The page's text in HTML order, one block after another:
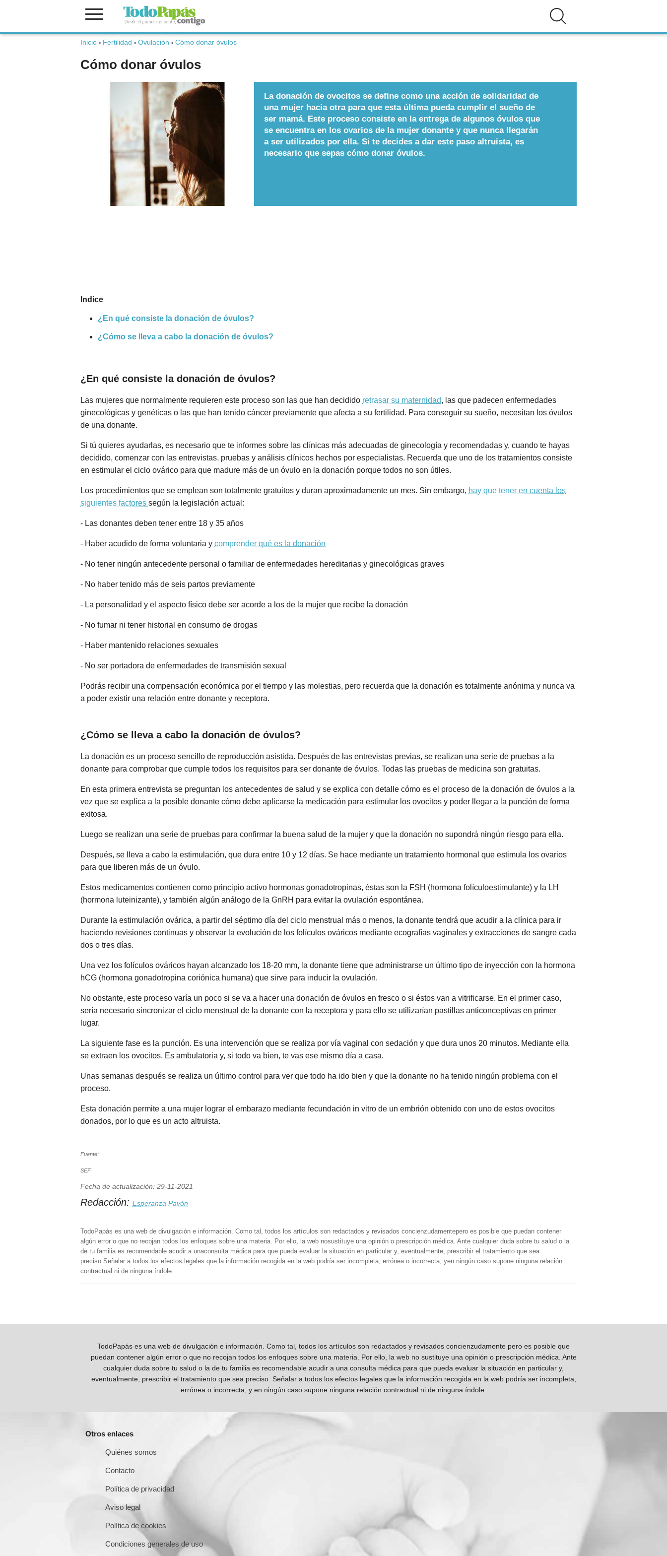
Inicio > Fertilidad > Ovulación > Cómo donar óvulos
Cómo donar óvulos
La donación de ovocitos se define como una acción de solidaridad de
una mujer hacia otra para que esta última pueda cumplir el sueño de
ser mamá. Este proceso consiste en la entrega de algunos óvulos que
se encuentra en los ovarios de la mujer donante y que nunca llegarán
a ser utilizados por ella. Si te decides a dar este paso altruista, es
necesario que sepas cómo donar óvulos.
Indice
¿En qué consiste la donación de óvulos?
¿Cómo se lleva a cabo la donación de óvulos?
¿En qué consiste la donación de óvulos?
Las mujeres que normalmente requieren este proceso son las que han decidido retrasar su maternidad, las que padecen enfermedades
ginecológicas y genéticas o las que han tenido cáncer previamente que afecta a su fertilidad. Para conseguir su sueño, necesitan los óvulos
de una donante.
Si tú quieres ayudarlas, es necesario que te informes sobre las clínicas más adecuadas de ginecología y recomendadas y, cuando te hayas
decidido, comenzar con las entrevistas, pruebas y análisis clínicos hechos por especialistas. Recuerda que uno de los tratamientos consiste
en estimular el ciclo ovárico para que madure más de un óvulo en la donación porque todos no son útiles.
Los procedimientos que se emplean son totalmente gratuitos y duran aproximadamente un mes. Sin embargo, hay que tener en cuenta los
siguientes factores según la legislación actual:
- Las donantes deben tener entre 18 y 35 años
- Haber acudido de forma voluntaria y comprender qué es la donación
- No tener ningún antecedente personal o familiar de enfermedades hereditarias y ginecológicas graves
- No haber tenido más de seis partos previamente
- La personalidad y el aspecto físico debe ser acorde a los de la mujer que recibe la donación
- No fumar ni tener historial en consumo de drogas
- Haber mantenido relaciones sexuales
- No ser portadora de enfermedades de transmisión sexual
Podrás recibir una compensación económica por el tiempo y las molestias, pero recuerda que la donación es totalmente anónima y nunca va
a poder existir una relación entre donante y receptora.
¿Cómo se lleva a cabo la donación de óvulos?
La donación es un proceso sencillo de reproducción asistida. Después de las entrevistas previas, se realizan una serie de pruebas a la
donante para comprobar que cumple todos los requisitos para ser donante de óvulos. Todas las pruebas de medicina son gratuitas.
En esta primera entrevista se preguntan los antecedentes de salud y se explica con detalle cómo es el proceso de la donación de óvulos a la
vez que se explica a la posible donante cómo debe aplicarse la medicación para estimular los ovocitos y poder llegar a la punción de forma
exitosa.
Luego se realizan una serie de pruebas para confirmar la buena salud de la mujer y que la donación no supondrá ningún riesgo para ella.
Después, se lleva a cabo la estimulación, que dura entre 10 y 12 días. Se hace mediante un tratamiento hormonal que estimula los ovarios
para que liberen más de un óvulo.
Estos medicamentos contienen como principio activo hormonas gonadotropinas, éstas son la FSH (hormona folículoestimulante) y la LH
(hormona luteinizante), y también algún análogo de la GnRH para evitar la ovulación espontánea.
Durante la estimulación ovárica, a partir del séptimo día del ciclo menstrual más o menos, la donante tendrá que acudir a la clínica para ir
haciendo revisiones continuas y observar la evolución de los folículos ováricos mediante ecografías vaginales y extracciones de sangre cada
dos o tres días.
Una vez los folículos ováricos hayan alcanzado los 18-20 mm, la donante tiene que administrarse un último tipo de inyección con la hormona
hCG (hormona gonadotropina coriónica humana) que sirve para inducir la ovulación.
No obstante, este proceso varía un poco si se va a hacer una donación de óvulos en fresco o si éstos van a vitrificarse. En el primer caso,
sería necesario sincronizar el ciclo menstrual de la donante con la receptora y para ello se utilizarían pastillas anticonceptivas en primer
lugar.
La siguiente fase es la punción. Es una intervención que se realiza por vía vaginal con sedación y que dura unos 20 minutos. Mediante ella
se extraen los ovocitos. Es ambulatoria y, si todo va bien, te vas ese mismo día a casa.
Unas semanas después se realiza un último control para ver que todo ha ido bien y que la donante no ha tenido ningún problema con el
proceso.
Esta donación permite a una mujer lograr el embarazo mediante fecundación in vitro de un embrión obtenido con uno de estos ovocitos
donados, por lo que es un acto altruista.
Fuente:
SEF
Fecha de actualización: 29-11-2021
Redacción: Esperanza Pavón
TodoPapás es una web de divulgación e información. Como tal, todos los artículos son redactados y revisados concienzudamentepero es posible que puedan contener
algún error o que no recojan todos los enfoques sobre una materia. Por ello, la web nosustituye una opinión o prescripción médica. Ante cualquier duda sobre tu salud o la
de tu familia es recomendable acudir a unaconsulta médica para que pueda evaluar la situación en particular y, eventualmente, prescribir el tratamiento que sea
preciso.Señalar a todos los efectos legales que la información recogida en la web podría ser incompleta, errónea o incorrecta, yen ningún caso supone ninguna relación
contractual ni de ninguna índole.
TodoPapás es una web de divulgación e información. Como tal, todos los artículos son redactados y revisados concienzudamente pero es posible que
puedan contener algún error o que no recojan todos los enfoques sobre una materia. Por ello, la web no sustituye una opinión o prescripción médica. Ante
cualquier duda sobre tu salud o la de tu familia es recomendable acudir a una consulta médica para que pueda evaluar la situación en particular y,
eventualmente, prescribir el tratamiento que sea preciso. Señalar a todos los efectos legales que la información recogida en la web podría ser incompleta,
errónea o incorrecta, y en ningún caso supone ninguna relación contractual ni de ninguna índole.
Otros enlaces
Quiénes somos
Contacto
Política de privacidad
Aviso legal
Política de cookies
Condiciones generales de uso